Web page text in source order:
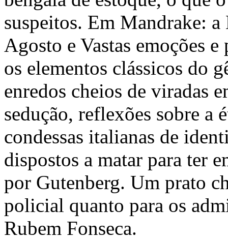
suspeitos. Em Mandrake:
Agosto e Vastas emoções
os elementos clássicos do
enredos cheios de viradas
sedução, reflexões sobre a
condessas italianas de
dispostos a matar para ter
por Gutenberg. Um prato
policial quanto para os
Rubem Fonseca.